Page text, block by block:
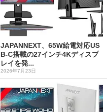
JAPANNEXT、65W給電対応US
B-C搭載の27インチ4Kディスプ
レイを発...
2026年7月23日